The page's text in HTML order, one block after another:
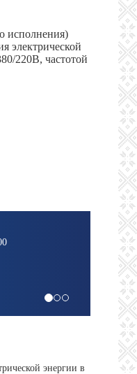
исполнения)
электрической
220В, частотой
энергии в